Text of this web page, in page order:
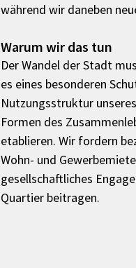
während wir daneben
Warum wir das tun
Der Wandel der Stadt
es eines besonderen
Nutzungsstruktur
Formen des
etablieren. Wir fordern
Wohn- und
gesellschaftliches
Quartier beitragen.